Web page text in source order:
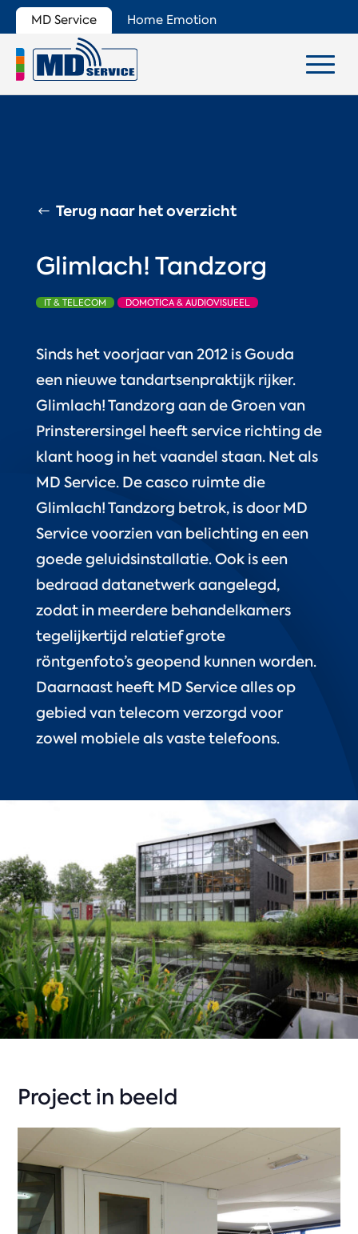
MD Service Home Emotion
Terug naar het overzicht
Glimlach! Tandzorg
IT & TELECOM DOMOTICA & AUDIOVISUEEL
Sinds het voorjaar van 2012 is Gouda
een nieuwe tandartsenpraktijk rijker.
Glimlach! Tandzorg aan de Groen van
Prinsterersingel heeft service richting de
klant hoog in het vaandel staan. Net als
MD Service. De casco ruimte die
Glimlach! Tandzorg betrok, is door MD
Service voorzien van belichting en een
goede geluidsinstallatie. Ook is een
bedraad datanetwerk aangelegd,
zodat in meerdere behandelkamers
tegelijkertijd relatief grote
röntgenfoto’s geopend kunnen worden.
Daarnaast heeft MD Service alles op
gebied van telecom verzorgd voor
zowel mobiele als vaste telefoons.
Project in beeld